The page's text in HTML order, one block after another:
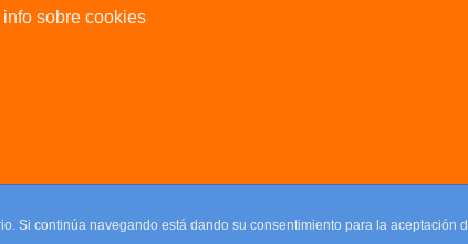
info sobre cookies
Si continúa navegando está dando su consentimiento para la aceptación